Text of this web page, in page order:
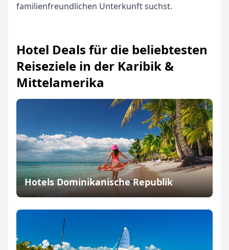
familienfreundlichen Unterkunft suchst.
Hotel Deals für die beliebtesten
Reiseziele in der Karibik &
Mittelamerika
Hotels Dominikanische Republik